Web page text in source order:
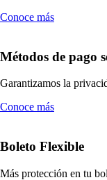
Conoce más
Métodos de pago
Garantizamos la
Conoce más
Boleto Flexible
Más protección en tu